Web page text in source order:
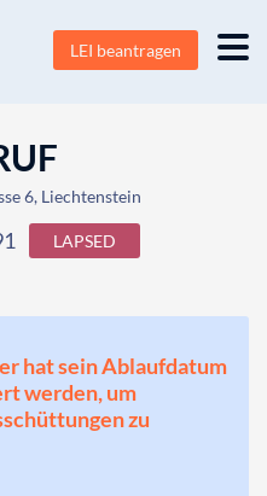
LEI beantragen
6, Liechtenstein
LAPSED
hat sein Ablaufdatum
werden, um
zu